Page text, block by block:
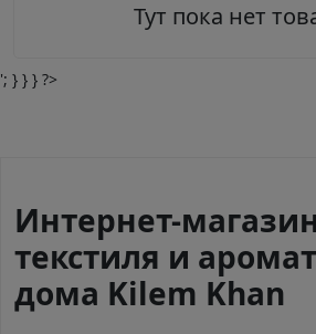
Тут пока нет
'; } } } ?>
Интернет-
текстиля и
дома Kilem Khan